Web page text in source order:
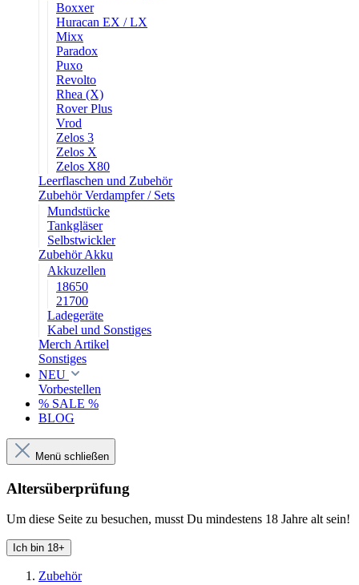
Boxxer
Huracan EX / LX
Mixx
Paradox
Puxo
Revolto
Rhea (X)
Rover Plus
Vrod
Zelos 3
Zelos X
Zelos X80
Leerflaschen und Zubehör
Zubehör Verdampfer / Sets
Mundstücke
Tankgläser
Selbstwickler
Zubehör Akku
Akkuzellen
18650
21700
Ladegeräte
Kabel und Sonstiges
Merch Artikel
Sonstiges
NEU
Vorbestellen
% SALE %
BLOG
Menü schließen
Altersüberprüfung
Um diese Seite zu besuchen, musst Du mindestens 18 Jahre alt sein!
Ich bin 18+
Zubehör